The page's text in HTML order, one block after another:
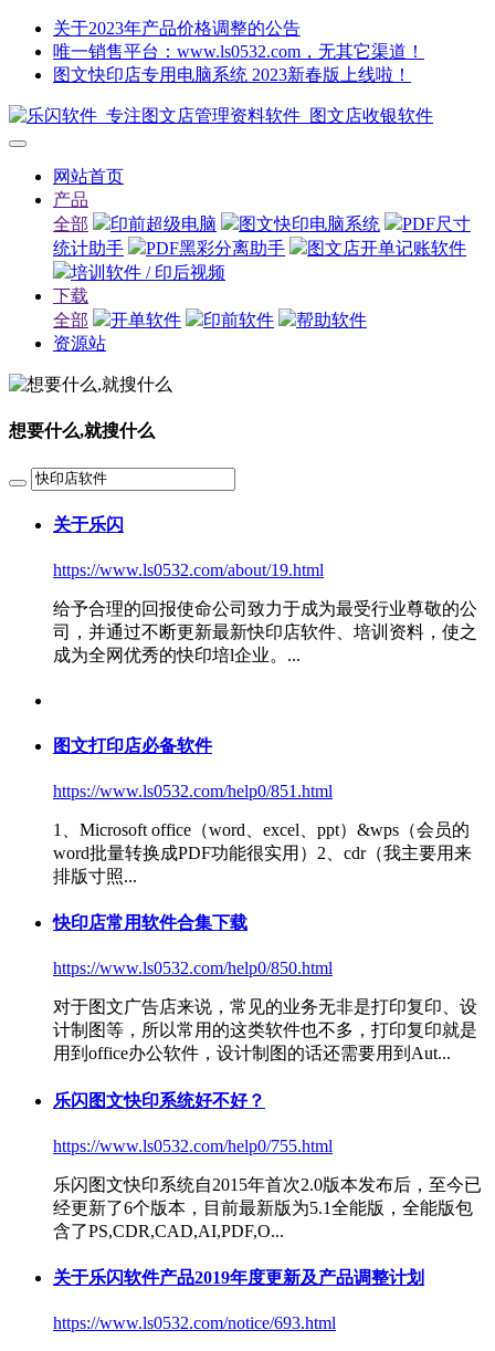
关于2023年产品价格调整的公告
唯一销售平台：www.ls0532.com，无其它渠道！
图文快印店专用电脑系统 2023新春版上线啦！
网站首页
产品
全部
印前超级电脑 图文快印电脑系统
PDF尺寸
统计助手
PDF黑彩分离助手
图文店开单记账软件
培训软件 / 印后视频
下载
全部
开单软件 印前软件
帮助软件
资源站
想要什么,就搜什么
关于乐闪
https://www.ls0532.com/about/19.html
给予合理的回报使命公司致力于成为最受行业尊敬的公
司，并通过不断更新最新快印店软件 、培训资料，使之
成为全网优秀的快印培l企业。...
图文打印店必备软件
https://www.ls0532.com/help0/851.html
1、Microsoft office（word、excel、ppt）&wps（会员的
word批量转换成PDF功能很实用）2、cdr（我主要用来
排版寸照...
快印店常用软件合集下载
https://www.ls0532.com/help0/850.html
对于图文广告店来说，常见的业务无非是打印复印、设
计制图等，所以常用的这类软件也不多，打印复印就是
用到office办公软件，设计制图的话还需要用到Aut...
乐闪图文快印系统好不好？
https://www.ls0532.com/help0/755.html
乐闪图文快印系统自2015年首次2.0版本发布后，至今已
经更新了6个版本，目前最新版为5.1全能版，全能版包
含了PS,CDR,CAD,AI,PDF,O...
关于乐闪软件产品2019年度更新及产品调整计划
https://www.ls0532.com/notice/693.html